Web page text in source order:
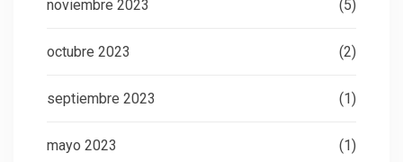
noviembre 2023 (5)
octubre 2023 (2)
septiembre 2023 (1)
mayo 2023 (1)